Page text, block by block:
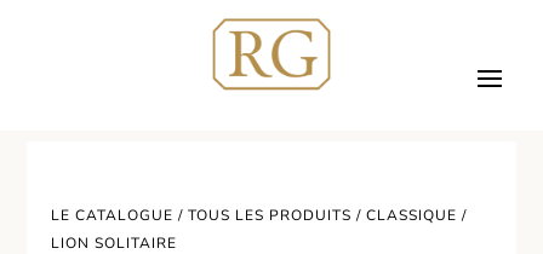
LE CATALOGUE /TOUS LES PRODUITS /CLASSIQUE /
LION SOLITAIRE